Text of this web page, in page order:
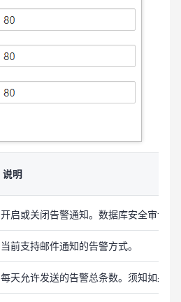
说明
开启或关闭告警通知。数据库安全审计
当前支持邮件通知的告警方式。
每天允许发送的告警总条数。须知如果